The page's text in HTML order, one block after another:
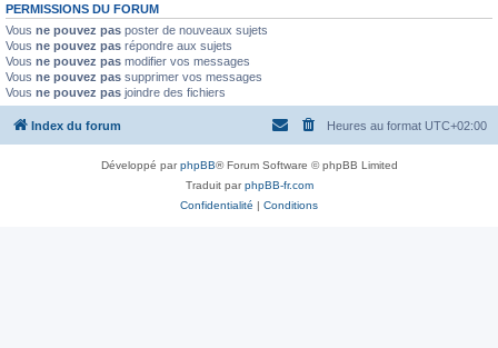
PERMISSIONS DU FORUM
Vous ne pouvez pas poster de nouveaux sujets
Vous ne pouvez pas répondre aux sujets
Vous ne pouvez pas modifier vos messages
Vous ne pouvez pas supprimer vos messages
Vous ne pouvez pas joindre des fichiers
Index du forum Heures au format UTC+02:00
Développé parphpBB® Forum Software © phpBB Limited
Traduit parphpBB-fr.com
Confidentialité | Conditions